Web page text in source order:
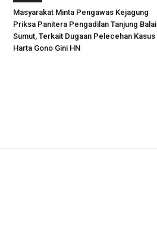
Masyarakat Minta Pengawas Kejagung
Priksa Panitera Pengadilan Tanjung Balai
Sumut, Terkait Dugaan Pelecehan Kasus
Harta Gono Gini HN